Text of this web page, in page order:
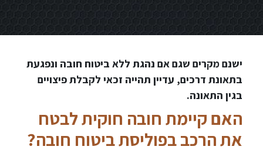
ישנם מקרים שגם אם נהגת ללא ביטוח חובה ונפגעת
בתאונת דרכים, עדיין תהייה זכאי לקבלת פיצויים
בגין התאונה.
האם קיימת חובה חוקית לבטח
את הרכב בפוליסת ביטוח חובה?